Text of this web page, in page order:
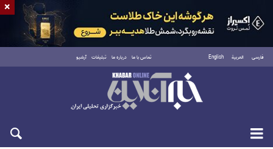
فارسی العربية English تماس با ما درباره ما تبلیغات آرشیو
دوشنبه ۱۹ مرداد ۱۴۰۵
×